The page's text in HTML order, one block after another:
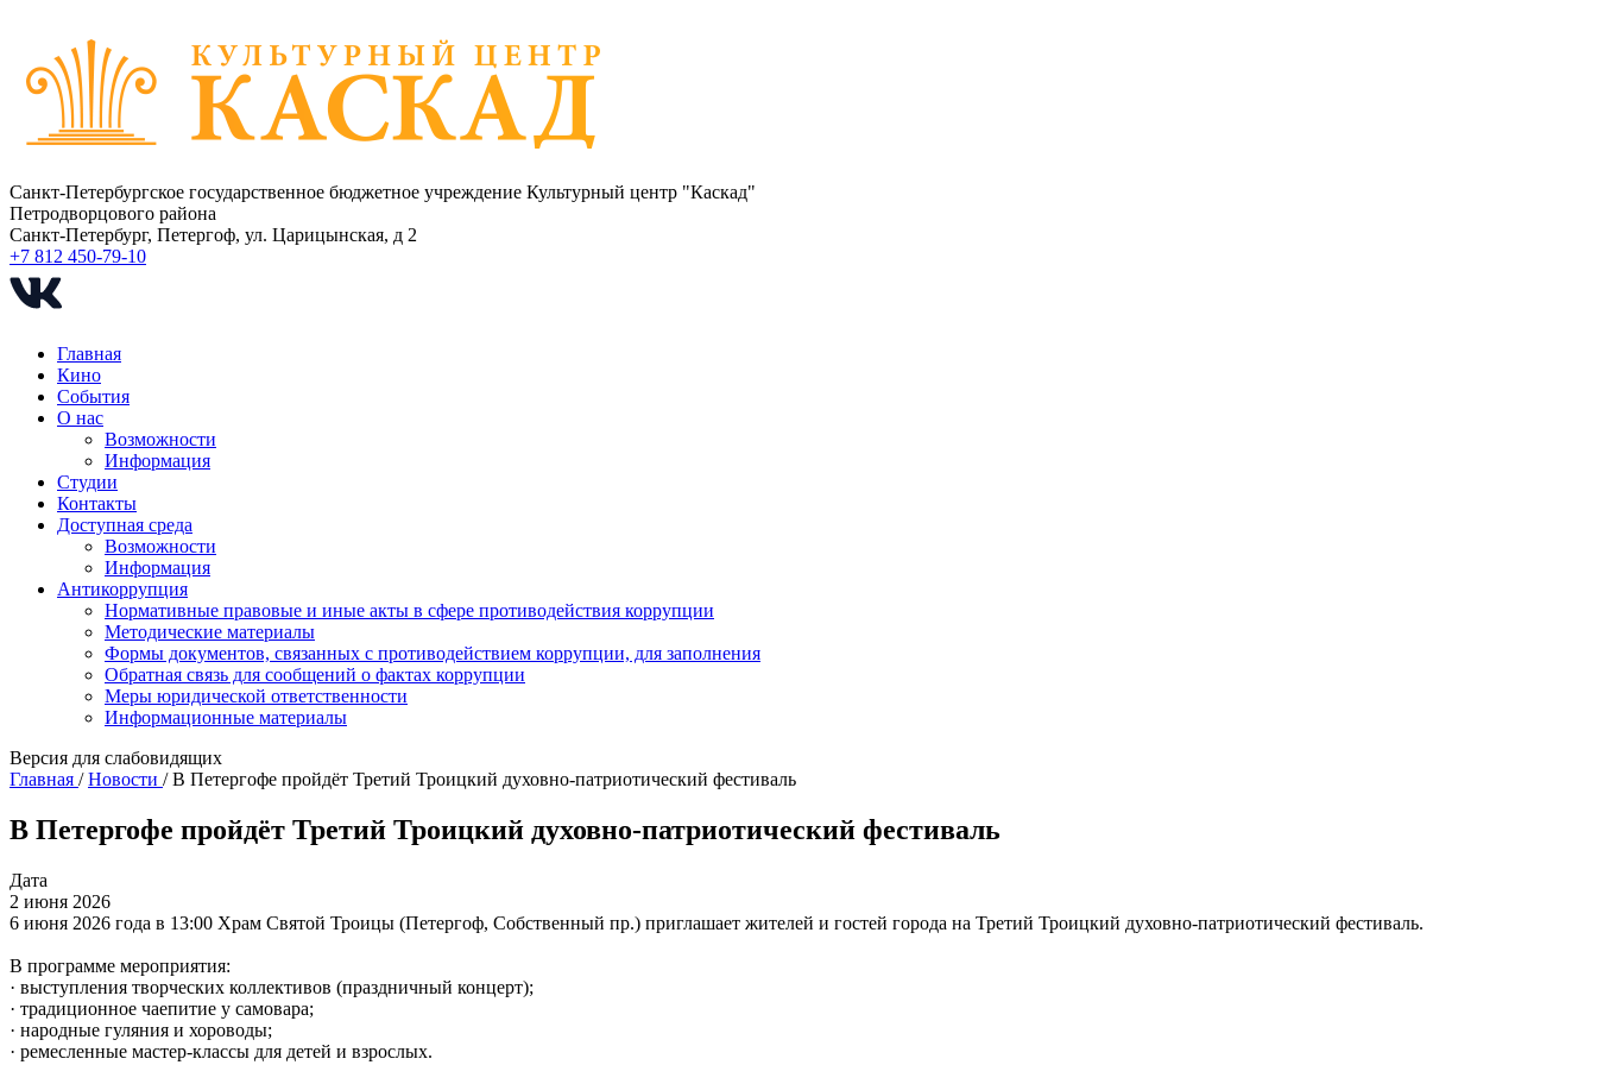
Санкт-Петербургское государственное бюджетное учреждение Культурный центр "Каскад"
Петродворцового района
Санкт-Петербург, Петергоф, ул. Царицынская, д 2
+7 812 450-79-10
Главная
Кино
События
О нас
Возможности
Информация
Студии
Контакты
Доступная среда
Возможности
Информация
Антикоррупция
Нормативные правовые и иные акты в сфере противодействия коррупции
Методические материалы
Формы документов, связанных с противодействием коррупции, для заполнения
Обратная связь для сообщений о фактах коррупции
Меры юридической ответственности
Информационные материалы
Версия для слабовидящих
Главная /Новости /В Петергофе пройдёт Третий Троицкий духовно-патриотический фестиваль
В Петергофе пройдёт Третий Троицкий духовно-патриотический фестиваль
Дата
2 июня 2026
6 июня 2026 года в 13:00 Храм Святой Троицы (Петергоф, Собственный пр.) приглашает жителей и гостей города на Третий Троицкий духовно-патриотический фестиваль.
В программе мероприятия:
· выступления творческих коллективов (праздничный концерт);
· традиционное чаепитие у самовара;
· народные гуляния и хороводы;
· ремесленные мастер-классы для детей и взрослых.